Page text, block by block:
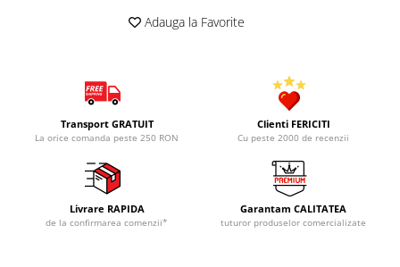
Adauga la Favorite
Transport GRATUIT
La orice comanda peste 250 RON
Clienti FERICITI
Cu peste 2000 de recenzii
Livrare RAPIDA
de la confirmarea comenzii*
Garantam CALITATEA
tuturor produselor comercializate